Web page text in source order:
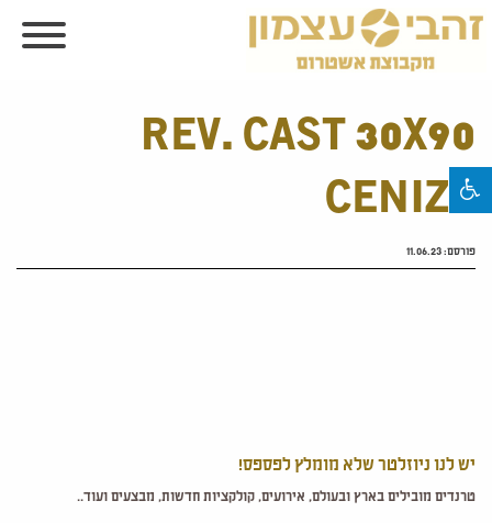
REV. CAST 30X90
CENIZA
פורסם:11.06.23
יש לנו ניוזלטר שלא מומלץ לפספס!
טרנדים מובילים בארץ ובעולם, אירועים, קולקציות חדשות, מבצעים ועוד..